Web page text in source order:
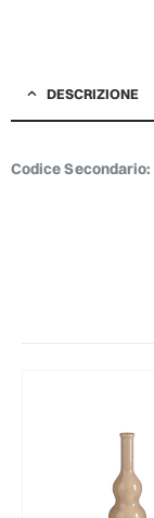
DESCRIZIONE
Codice Secondario: